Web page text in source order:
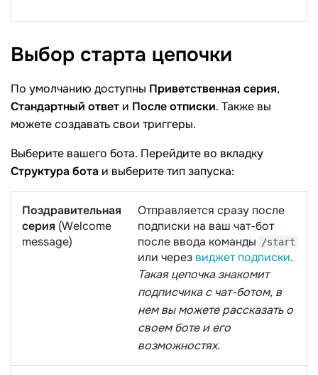
Выбор старта цепочки
По умолчанию доступны Приветственная серия,
Стандартный ответ и После отписки. Также вы
можете создавать свои триггеры.
Выберите вашего бота. Перейдите во вкладку
Структура бота и выберите тип запуска:
Поздравительная
серия (Welcome
message)
Отправляется сразу после
подписки на ваш чат-бот
после ввода команды
/start
или через виджет подписки.
Такая цепочка знакомит
подписчика с чат-ботом, в
нем вы можете рассказать о
своем боте и его
возможностях.